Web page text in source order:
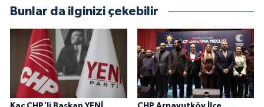
Bunlar da ilginizi çekebilir